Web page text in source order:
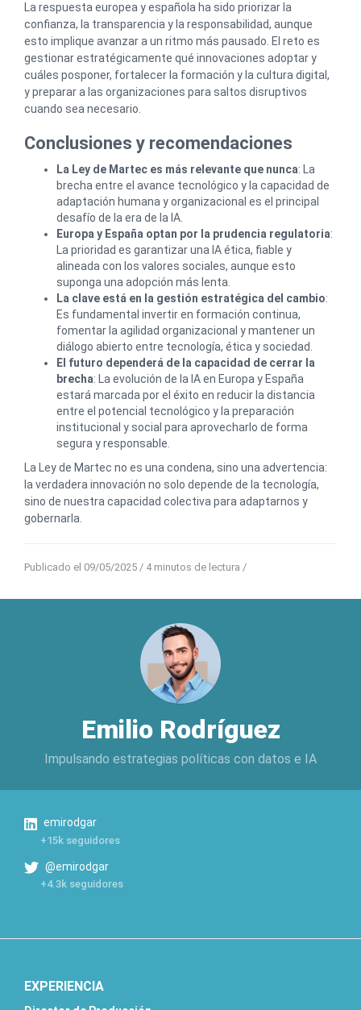
La respuesta europea y española ha sido priorizar la
confianza, la transparencia y la responsabilidad, aunque
esto implique avanzar a un ritmo más pausado. El reto es
gestionar estratégicamente qué innovaciones adoptar y
cuáles posponer, fortalecer la formación y la cultura digital,
y preparar a las organizaciones para saltos disruptivos
cuando sea necesario.
Conclusiones y recomendaciones
La Ley de Martec es más relevante que nunca: La
brecha entre el avance tecnológico y la capacidad de
adaptación humana y organizacional es el principal
desafío de la era de la IA.
Europa y España optan por la prudencia regulatoria:
La prioridad es garantizar una IA ética, fiable y
alineada con los valores sociales, aunque esto
suponga una adopción más lenta.
La clave está en la gestión estratégica del cambio:
Es fundamental invertir en formación continua,
fomentar la agilidad organizacional y mantener un
diálogo abierto entre tecnología, ética y sociedad.
El futuro dependerá de la capacidad de cerrar la
brecha: La evolución de la IA en Europa y España
estará marcada por el éxito en reducir la distancia
entre el potencial tecnológico y la preparación
institucional y social para aprovecharlo de forma
segura y responsable.
La Ley de Martec no es una condena, sino una advertencia:
la verdadera innovación no solo depende de la tecnología,
sino de nuestra capacidad colectiva para adaptarnos y
gobernarla.
Publicado el 09/05/2025 / 4 minutos de lectura /
Emilio Rodríguez
Impulsando estrategias políticas con datos e IA
emirodgar
+15k seguidores
@emirodgar
+4.3k seguidores
EXPERIENCIA